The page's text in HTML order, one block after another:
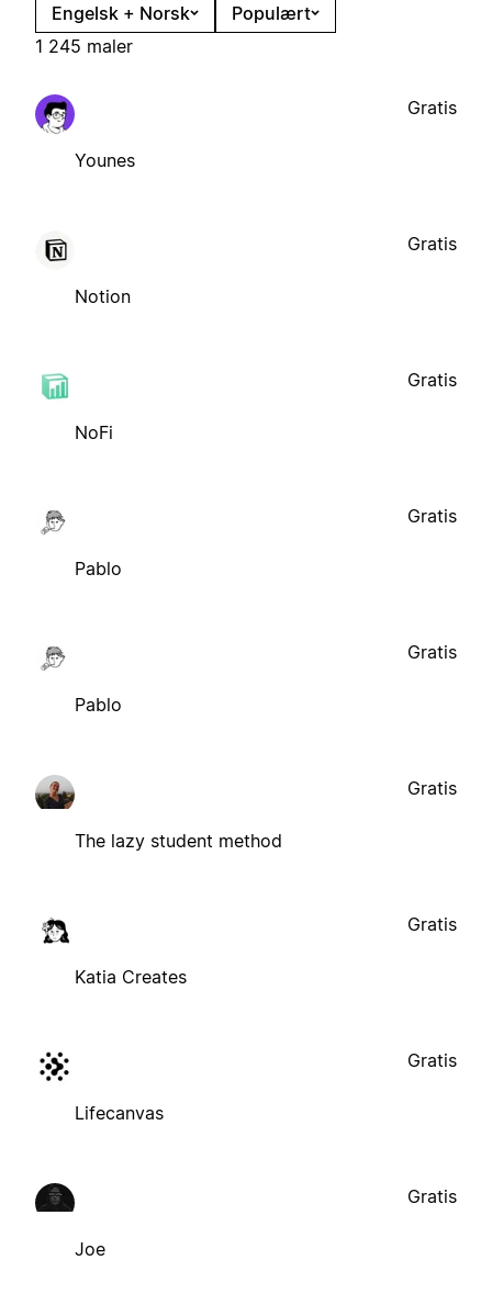
Engelsk + Norsk
Populært
1 245 maler
Younes
Gratis
Notion
Gratis
NoFi
Gratis
Pablo
Gratis
Pablo
Gratis
The lazy student method
Gratis
Katia Creates
Gratis
Lifecanvas
Gratis
Joe
Gratis